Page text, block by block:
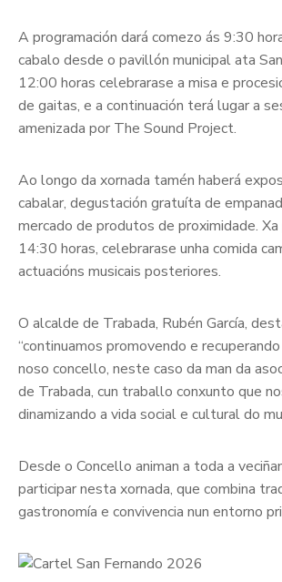
A programación dará comezo ás 9:30
cabalo desde o pavillón municipal ata
12:00 horas celebrarase a misa e
de gaitas, e a continuación terá lugar a
amenizada por The Sound Project.
Ao longo da xornada tamén haberá
cabalar, degustación gratuíta de
mercado de produtos de proximidade.
14:30 horas, celebrarase unha comida
actuacións musicais posteriores.
O alcalde de Trabada, Rubén García,
“continuamos promovendo e
noso concello, neste caso da man da
de Trabada, cun traballo conxunto que
dinamizando a vida social e cultural do
Desde o Concello animan a toda a
participar nesta xornada, que combina
gastronomía e convivencia nun entorno